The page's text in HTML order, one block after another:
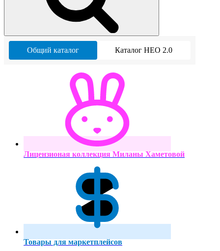
Общий каталог Каталог НЕО 2.0
Лицензионая коллекция Миланы Хаметовой
Товары для маркетплейсов